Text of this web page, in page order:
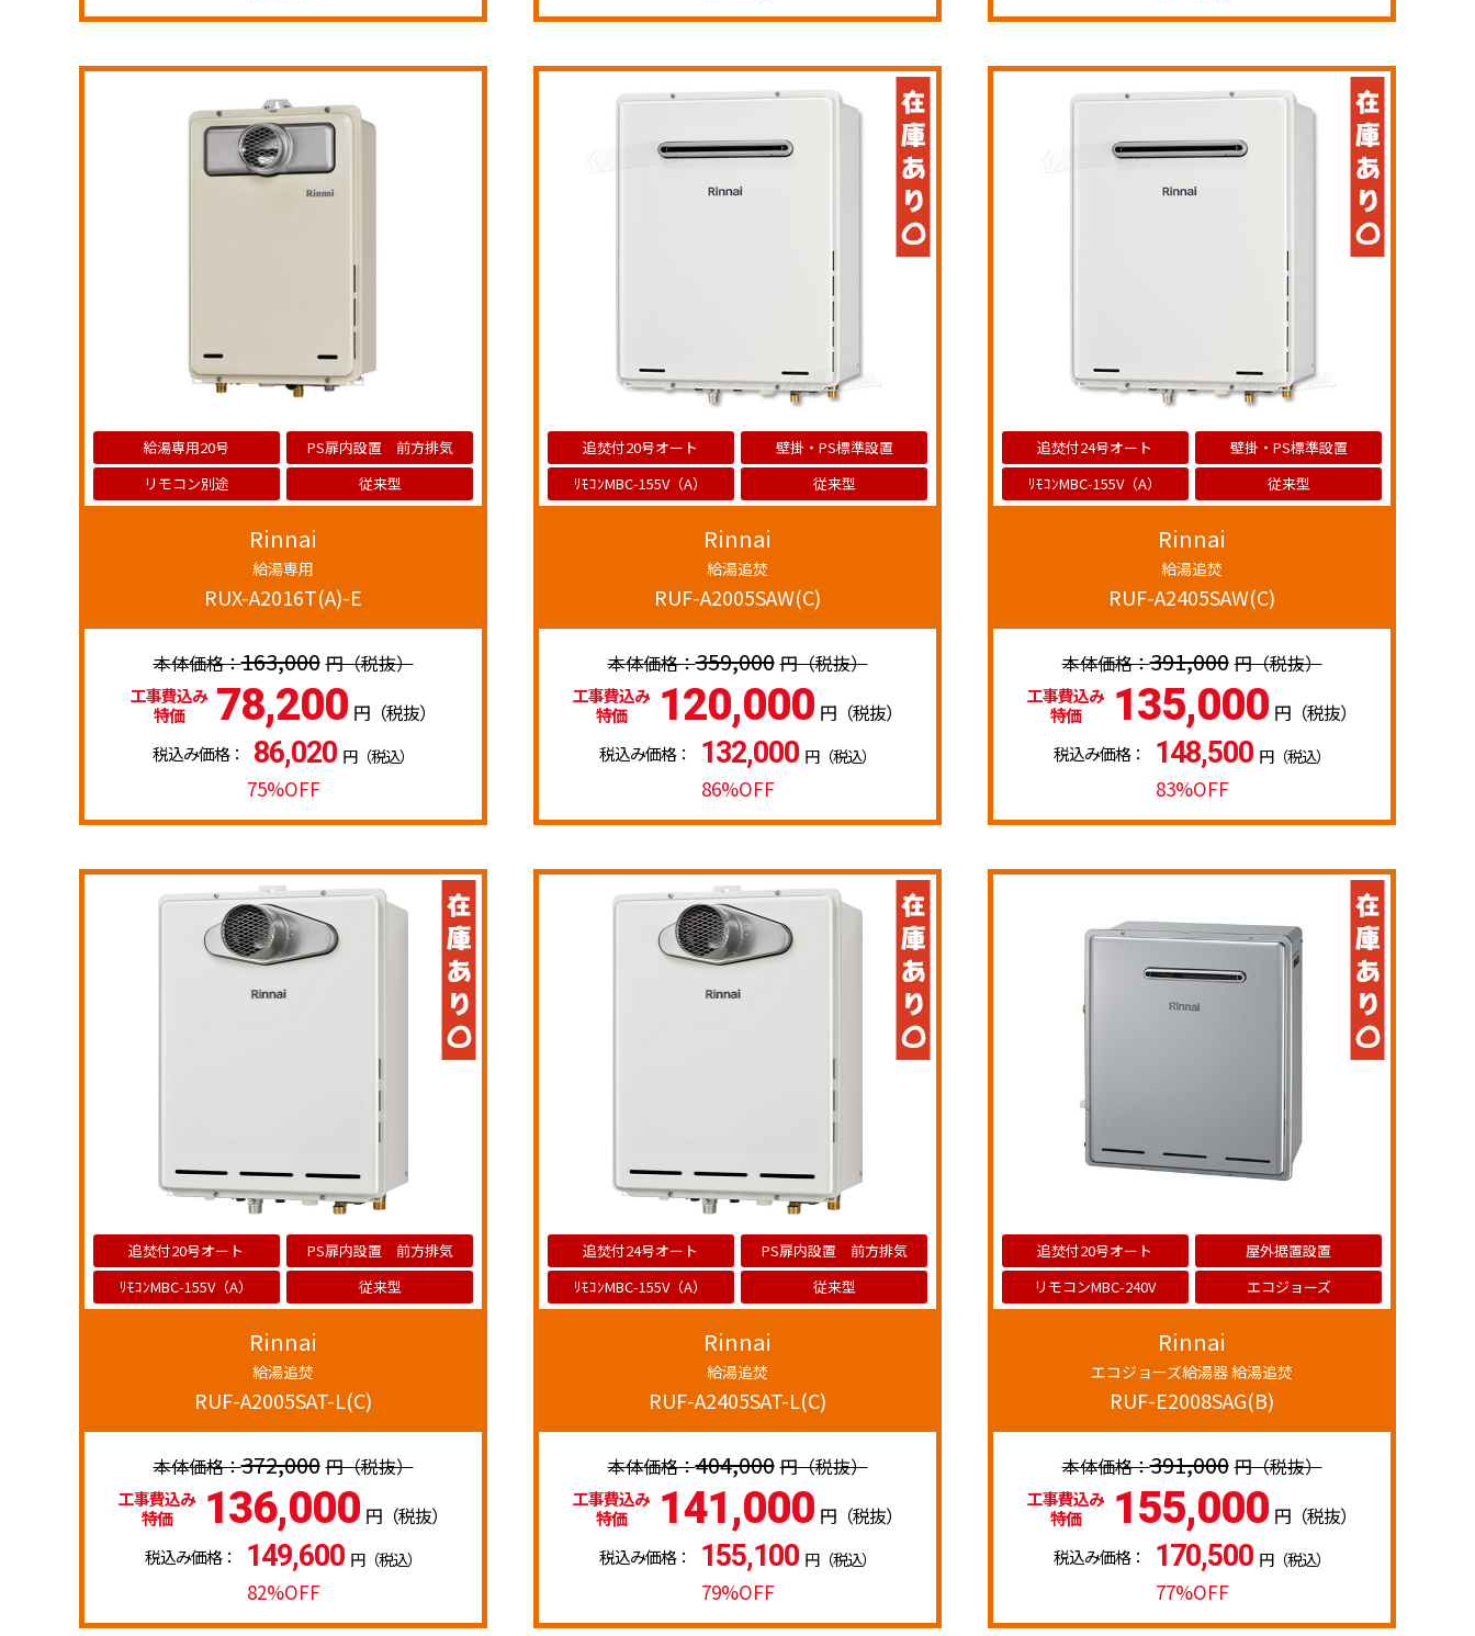
給湯専用20号
PS扉内設置 前方排気
リモコン別途
従来型
Rinnai
給湯専用
RUX-A2016T(A)-E
163,000 円（税抜）
工事費込み
特価
78,200 円（税抜）
税込み価格： 86,020 円（税込）
75%OFF
追焚付20号オート
壁掛・PS標準設置
ﾘﾓｺﾝMBC-155V（A）
従来型
Rinnai
給湯追焚
RUF-A2005SAW(C)
359,000 円（税抜）
工事費込み
特価
120,000 円（税抜）
税込み価格： 132,000 円（税込）
86%OFF
追焚付24号オート
壁掛・PS標準設置
ﾘﾓｺﾝMBC-155V（A）
従来型
Rinnai
給湯追焚
RUF-A2405SAW(C)
391,000 円（税抜）
工事費込み
特価
135,000 円（税抜）
税込み価格： 148,500 円（税込）
83%OFF
追焚付20号オート
PS扉内設置 前方排気
ﾘﾓｺﾝMBC-155V（A）
従来型
Rinnai
給湯追焚
RUF-A2005SAT-L(C)
372,000 円（税抜）
工事費込み
特価
136,000 円（税抜）
税込み価格： 149,600 円（税込）
82%OFF
追焚付24号オート
PS扉内設置 前方排気
ﾘﾓｺﾝMBC-155V（A）
従来型
Rinnai
給湯追焚
RUF-A2405SAT-L(C)
404,000 円（税抜）
工事費込み
特価
141,000 円（税抜）
税込み価格： 155,100 円（税込）
79%OFF
追焚付20号オート
屋外据置設置
リモコンMBC-240V
エコジョーズ
Rinnai
エコジョーズ給湯器 給湯追焚
RUF-E2008SAG(B)
391,000 円（税抜）
工事費込み
特価
155,000 円（税抜）
税込み価格： 170,500 円（税込）
77%OFF